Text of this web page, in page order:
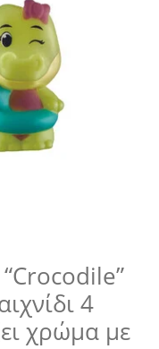
4
χρώμα με